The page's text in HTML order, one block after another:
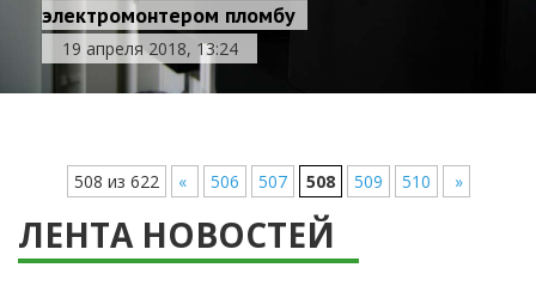
электромонтером пломбу
19 апреля 2018, 13:24
508 из 622 « 506 507 508 509 510 »
ЛЕНТА НОВОСТЕЙ